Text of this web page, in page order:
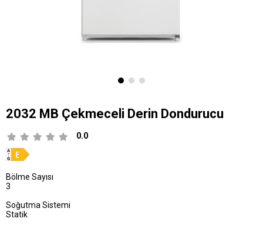
2032 MB Çekmeceli Derin Dondurucu
0.0
Bölme Sayısı
3
Soğutma Sistemi
Statik